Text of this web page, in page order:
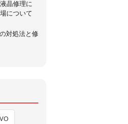
晶修理に
について
対処法と修